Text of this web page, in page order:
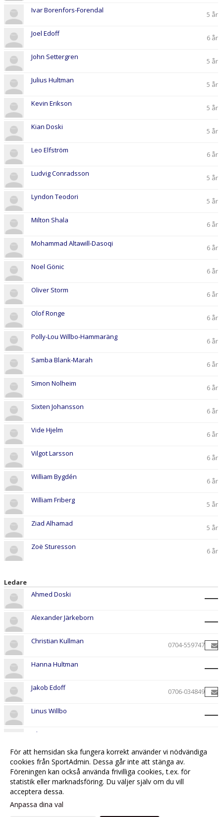
Ivar Borenfors-Forendal 5 år
Joel Edoff 6 år
John Settergren 5 år
Julius Hultman 5 år
Kevin Erikson 5 år
Kian Doski 5 år
Leo Elfström 6 år
Ludvig Conradsson 5 år
Lyndon Teodori 5 år
Milton Shala 6 år
Mohammad Altawill-Dasoqi 6 år
Noel Gönic 6 år
Oliver Storm 6 år
Olof Ronge 6 år
Polly-Lou Willbo-Hammaräng 6 år
Samba Blank-Marah 6 år
Simon Nolheim 6 år
Sixten Johansson 6 år
Vide Hjelm 6 år
Vilgot Larsson 6 år
William Bygdén 6 år
William Friberg 5 år
Ziad Alhamad 5 år
Zoë Sturesson 6 år
Ledare
Ahmed Doski
Alexander Järkeborn
Christian Kullman 0704-559747
Hanna Hultman
Jakob Edoff 0706-034849
Linus Willbo
Ola Gönic
Sofia Nolheim
För att hemsidan ska fungera korrekt använder vi nödvändiga
cookies från SportAdmin. Dessa går inte att stänga av.
Föreningen kan också använda frivilliga cookies, t.ex. för
statistik eller marknadsföring. Du väljer själv om du vill
acceptera dessa.
Anpassa dina val